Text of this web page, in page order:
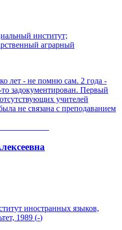
институт;
аграрный
лет - не помню сам. 2 года -
задокументирован. Первый
учителей
не связана с преподаванием
иностранных языков,
1989 (-)